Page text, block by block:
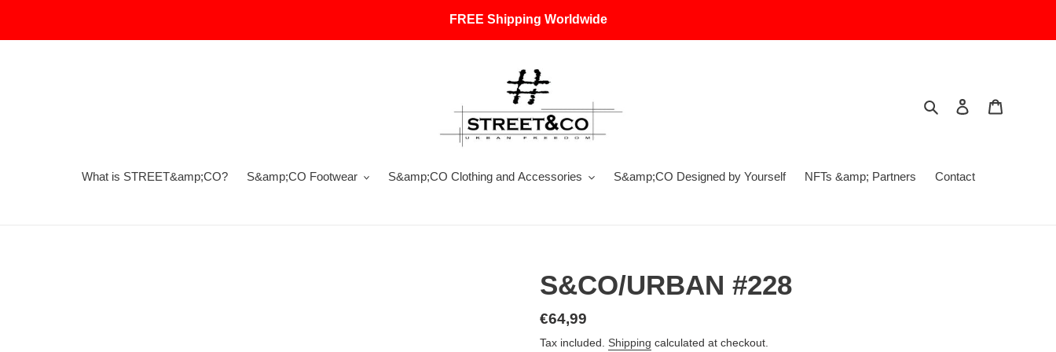
content
FREE Shipping Worldwide
Search Log in
What is STREET&amp;CO? S&amp;CO Footwear S&amp;CO Clothing and Accessories S&amp;CO Designed by Yourself NFTs &amp; Partners Contact
S&CO/URBAN #228
Regular
price
€64,99
Tax included. Shipping calculated at checkout.